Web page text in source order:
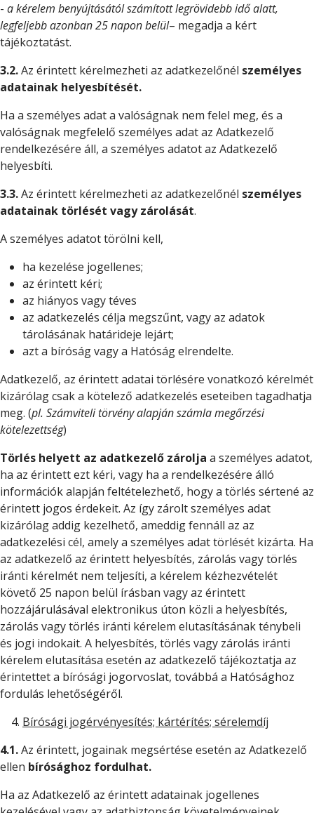
- a kérelem benyújtásától számított legrövidebb idő alatt,
legfeljebb azonban 25 napon belül– megadja a kért
tájékoztatást.
3.2.Az érintett kérelmezheti az adatkezelőnél személyes
adatainak helyesbítését.
Ha a személyes adat a valóságnak nem felel meg, és a
valóságnak megfelelő személyes adat az Adatkezelő
rendelkezésére áll, a személyes adatot az Adatkezelő
helyesbíti.
3.3.Az érintett kérelmezheti az adatkezelőnél személyes
adatainak törlését vagy zárolását.
A személyes adatot törölni kell,
ha kezelése jogellenes;
az érintett kéri;
az hiányos vagy téves
az adatkezelés célja megszűnt, vagy az adatok
tárolásának határideje lejárt;
azt a bíróság vagy a Hatóság elrendelte.
Adatkezelő, az érintett adatai törlésére vonatkozó kérelmét
kizárólag csak a kötelező adatkezelés eseteiben tagadhatja
meg. (pl. Számviteli törvény alapján számla megőrzési
kötelezettség)
Törlés helyett az adatkezelő zárolja a személyes adatot,
ha az érintett ezt kéri, vagy ha a rendelkezésére álló
információk alapján feltételezhető, hogy a törlés sértené az
érintett jogos érdekeit. Az így zárolt személyes adat
kizárólag addig kezelhető, ameddig fennáll az az
adatkezelési cél, amely a személyes adat törlését kizárta. Ha
az adatkezelő az érintett helyesbítés, zárolás vagy törlés
iránti kérelmét nem teljesíti, a kérelem kézhezvételét
követő 25 napon belül írásban vagy az érintett
hozzájárulásával elektronikus úton közli a helyesbítés,
zárolás vagy törlés iránti kérelem elutasításának ténybeli
és jogi indokait. A helyesbítés, törlés vagy zárolás iránti
kérelem elutasítása esetén az adatkezelő tájékoztatja az
érintettet a bírósági jogorvoslat, továbbá a Hatósághoz
fordulás lehetőségéről.
Bírósági jogérvényesítés; kártérítés; sérelemdíj
4.1.Az érintett, jogainak megsértése esetén az Adatkezelő
ellen bírósághoz fordulhat.
Ha az Adatkezelő az érintett adatainak jogellenes